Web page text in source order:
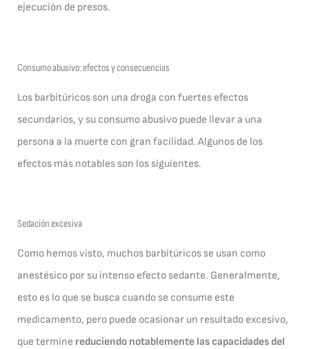
ejecución de presos.
Consumo abusivo: efectos y consecuencias
Los barbitúricos son una droga con fuertes efectos
secundarios, y su consumo abusivo puede llevar a una
persona a la muerte con gran facilidad. Algunos de los
efectos más notables son los siguientes.
Sedación excesiva
Como hemos visto, muchos barbitúricos se usan como
anestésico por su intenso efecto sedante. Generalmente,
esto es lo que se busca cuando se consume este
medicamento, pero puede ocasionar un resultado excesivo,
que termine reduciendo notablemente las capacidades del